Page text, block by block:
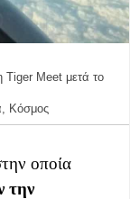
Meet μετά το
Κόσμος
οποία
την